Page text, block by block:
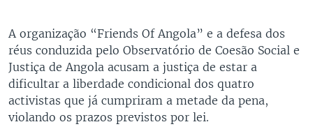
A organização “Friends Of Angola” e a defesa dos
réus conduzida pelo Observatório de Coesão Social e
Justiça de Angola acusam a justiça de estar a
dificultar a liberdade condicional dos quatro
activistas que já cumpriram a metade da pena,
violando os prazos previstos por lei.